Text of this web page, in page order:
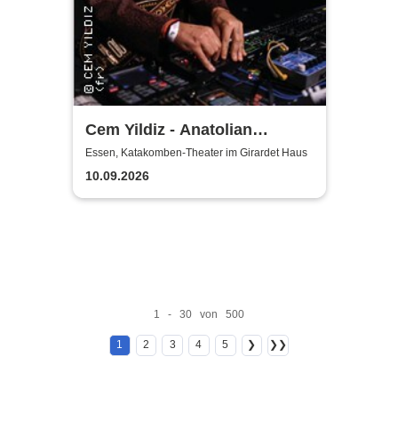
Cem Yildiz - Anatolian
Electro-Folk
Essen, Katakomben-Theater im Girardet Haus
10.09.2026
1 - 30 von 500
1 2 3 4 5 ❯ ❯❯